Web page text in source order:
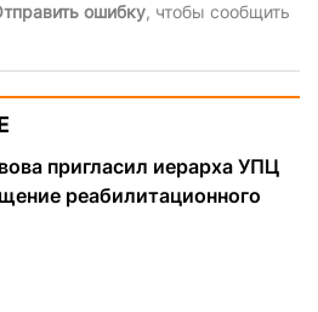
ошибку, чтобы сообщить
пригласил иерарха УПЦ
реабилитационного